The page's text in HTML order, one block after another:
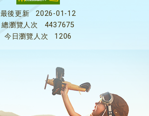
最後更新
2026-01-12
總瀏覽人次
4437675
今日瀏覽人次
1206